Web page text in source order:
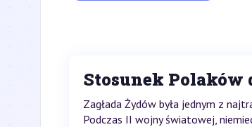
Stosunek Polaków
Zagłada Żydów była jednym z
Podczas II wojny światowej,